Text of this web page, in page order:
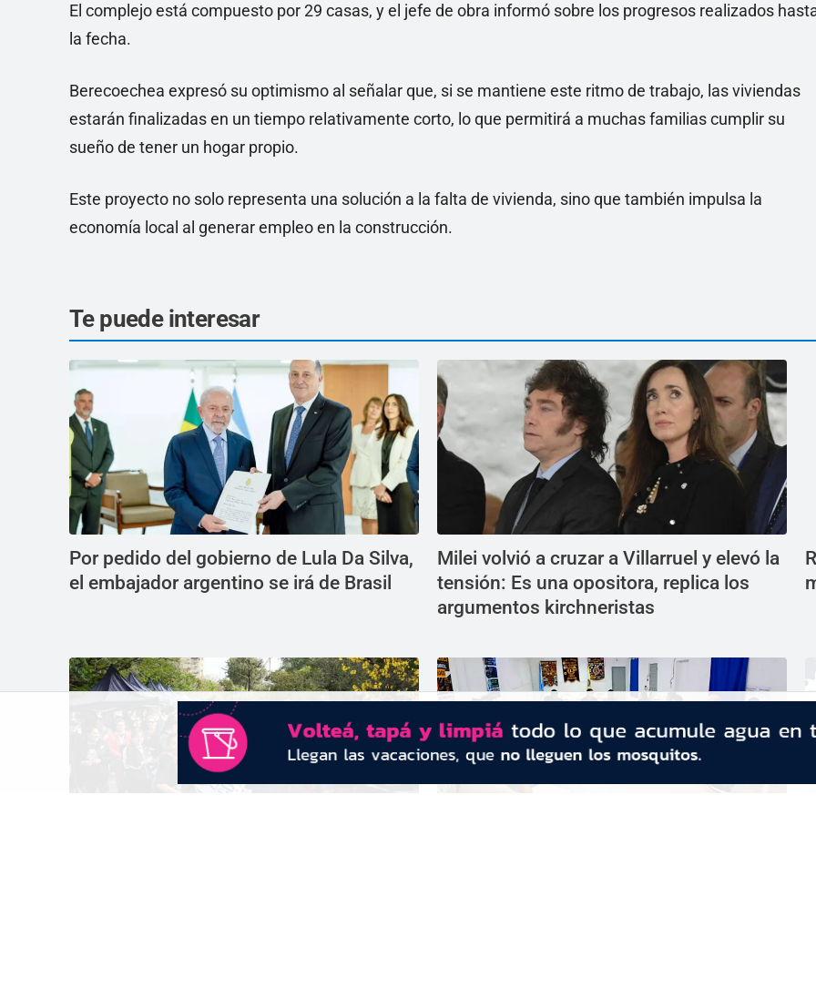
El complejo está compuesto por 29 casas, y el jefe de obra informó sobre los progresos realizados
la fecha.
Berecoechea expresó su optimismo al señalar que, si se mantiene este ritmo de trabajo, las viviendas
estarán finalizadas en un tiempo relativamente corto, lo que permitirá a muchas familias cumplir su
sueño de tener un hogar propio.
Este proyecto no solo representa una solución a la falta de vivienda, sino que también impulsa la
economía local al generar empleo en la construcción.
Te puede interesar
Por pedido del gobierno de Lula Da Silva,
el embajador argentino se irá de Brasil
Milei volvió a cruzar a Villarruel y elevó la
tensión: Es una opositora, replica los
argumentos kirchneristas